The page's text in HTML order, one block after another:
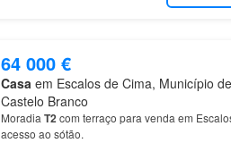
64 000 €
Casaem Escalos de Cima, Município
Castelo Branco
Moradia T2com terraço para venda em
acesso ao sótão.